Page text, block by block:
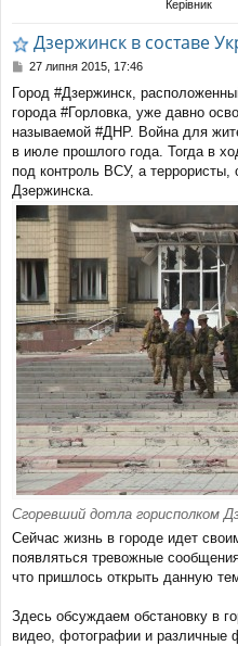
Керівник
Дзержинск в составе
П
в
і
д
о
л
е
н
я
27 липня 2015, 17:46
Город #Дзержинск,
города #Горловка, уже давно
называемой #ДНР. Война для
в июле прошлого года. Тогда в
под контроль ВСУ, а террористы,
Дзержинска.
Сгоревший дотла горисполком
Сейчас жизнь в городе идет
появляться тревожные
что пришлось открыть данную
Здесь обсуждаем обстановку в
видео, фотографии и различные